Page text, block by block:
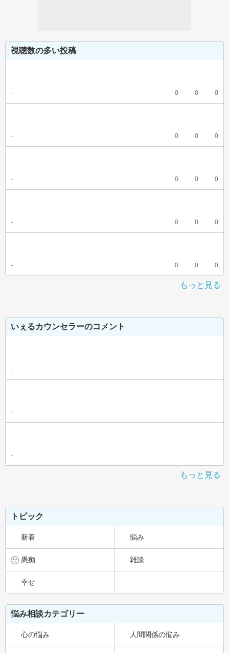
視聴数の多い投稿
- 0 0 0
- 0 0 0
- 0 0 0
- 0 0 0
- 0 0 0
もっと見る
いぇるカウンセラーのコメント
-
-
-
もっと見る
トピック
新着 悩み
愚痴 雑談
幸せ
悩み相談カテゴリー
心の悩み 人間関係の悩み